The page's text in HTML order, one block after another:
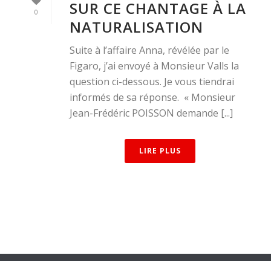
0
SUR CE CHANTAGE À LA
NATURALISATION
Suite à l’affaire Anna, révélée par le
Figaro, j’ai envoyé à Monsieur Valls la
question ci-dessous. Je vous tiendrai
informés de sa réponse. « Monsieur
Jean-Frédéric POISSON demande [...]
LIRE PLUS